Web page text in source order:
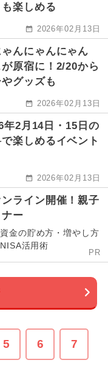
楽しめる
2026年02月13日
んにゃんにゃん
原宿に！2/20から
グッズも
2026年02月13日
年2月14日・15日の
楽しめるイベント
2026年02月13日
ライン開催！親子
ー
金の貯め方・増やし方
活用術
PR
5 6 7